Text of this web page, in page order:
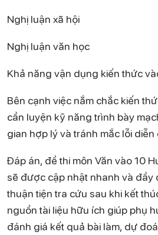
Nghị luận xã hội
Nghị luận văn học
Khả năng vận dụng kiến thức
Bên cạnh việc nắm chắc kiến
cần luyện kỹ năng trình bày
gian hợp lý và tránh mắc lỗi
Đáp án, đề thi môn Văn vào 10
sẽ được cập nhật nhanh và đầy
thuận tiện tra cứu sau khi kết
nguồn tài liệu hữu ích giúp phụ
đánh giá kết quả bài làm, dự